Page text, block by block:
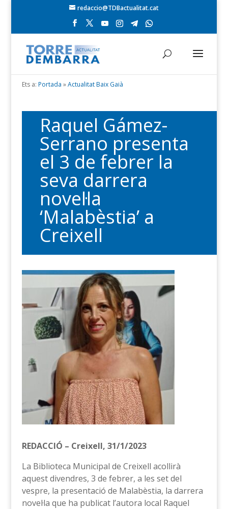
redaccio@TDBactualitat.cat
Ets a: Portada »Actualitat Baix Gaià
Raquel Gámez-
Serrano presenta
el 3 de febrer la
seva darrera
novel·la
‘Malabèstia’ a
Creixell
REDACCIÓ – Creixell, 31/1/2023
La Biblioteca Municipal de Creixell acollirà
aquest divendres, 3 de febrer, a les set del
vespre, la presentació de Malabèstia, la darrera
novel·la que ha publicat l’autora local Raquel